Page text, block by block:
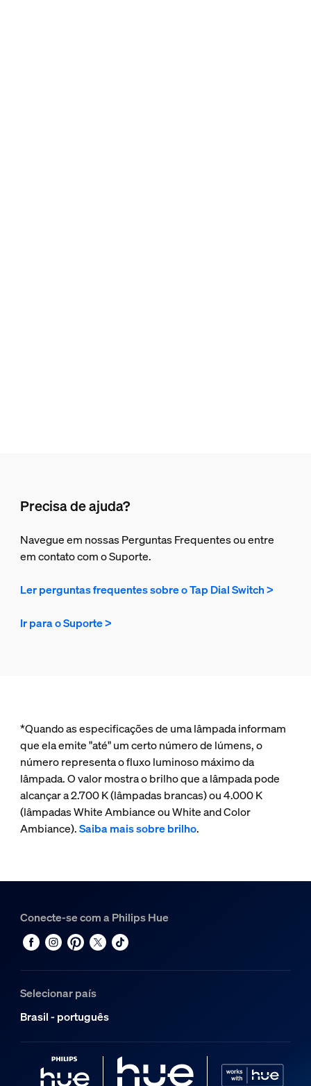
Precisa de ajuda?
Navegue em nossas Perguntas Frequentes ou entre
em contato com o Suporte.
Ler perguntas frequentes sobre o Tap Dial Switch >
Ir para o Suporte >
*Quando as especificações de uma lâmpada informam
que ela emite "até" um certo número de lúmens, o
número representa o fluxo luminoso máximo da
lâmpada. O valor mostra o brilho que a lâmpada pode
alcançar a 2.700 K (lâmpadas brancas) ou 4.000 K
(lâmpadas White Ambiance ou White and Color
Ambiance).Saiba mais sobre brilho.
Conecte-se com a Philips Hue
Selecionar país
Brasil - português